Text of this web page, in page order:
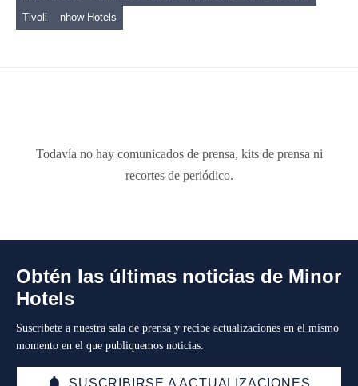
Tivoli
nhow Hotels
Todavía no hay comunicados de prensa, kits de prensa ni
recortes de periódico.
Obtén las últimas noticias de Minor
Hotels
Suscríbete a nuestra sala de prensa y recibe actualizaciones en el mismo
momento en el que publiquemos noticias.
SUSCRIBIRSE A ACTUALIZACIONES